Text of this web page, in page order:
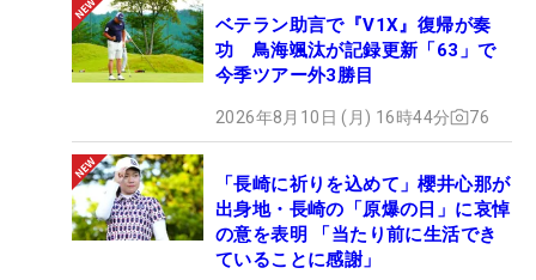
ベテラン助言で『V1X』復帰が奏
功 鳥海颯汰が記録更新「63」で
今季ツアー外3勝目
2026年8月10日 (月) 16時44分 76
「長崎に祈りを込めて」櫻井心那が
出身地・長崎の「原爆の日」に哀悼
の意を表明 「当たり前に生活でき
ていることに感謝」